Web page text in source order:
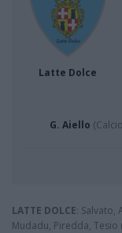
Latte Dolce
G. Aiello
LATTE DOLCE: Salvato,
Mudadu, Piredda, Tesio